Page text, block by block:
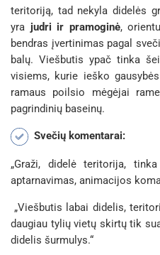
teritoriją, tad nekyla didelės
yra judri ir pramoginė,
bendras įvertinimas pagal
balų. Viešbutis ypač tinka
visiems, kurie ieško
ramaus poilsio mėgėjai
pagrindinių baseinų.
Svečių komentarai:
„Graži, didelė teritorija,
aptarnavimas, animacijos
„Viešbutis labai didelis,
daugiau tylių vietų skirtų tik
didelis šurmulys.“